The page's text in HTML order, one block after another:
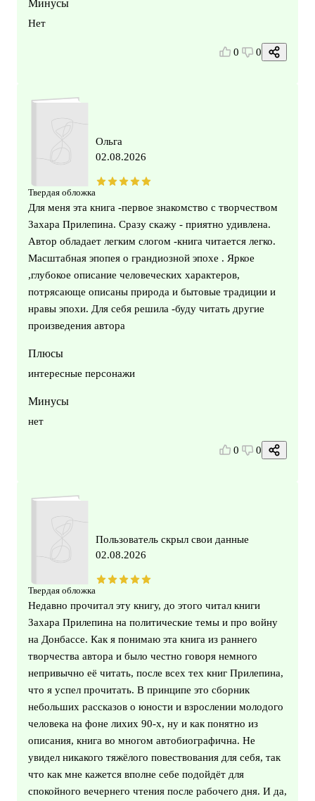
Минусы
Нет
0 0
Твердая обложка
Ольга
02.08.2026
Для меня эта книга -первое знакомство с творчеством
Захара Прилепина. Сразу скажу - приятно удивлена.
Автор обладает легким слогом -книга читается легко.
Масштабная эпопея о грандиозной эпохе . Яркое
,глубокое описание человеческих характеров,
потрясающе описаны природа и бытовые традиции и
нравы эпохи. Для себя решила -буду читать другие
произведения автора
Плюсы
интересные персонажи
Минусы
нет
0 0
Твердая обложка
Пользователь скрыл свои данные
02.08.2026
Недавно прочитал эту книгу, до этого читал книги
Захара Прилепина на политические темы и про войну
на Донбассе. Как я понимаю эта книга из раннего
творчества автора и было честно говоря немного
непривычно её читать, после всех тех книг Прилепина,
что я успел прочитать. В принципе это сборник
небольших рассказов о юности и взрослении молодого
человека на фоне лихих 90-х, ну и как понятно из
описания, книга во многом автобиографична. Не
увидел никакого тяжёлого повествования для себя, так
что как мне кажется вполне себе подойдёт для
спокойного вечернего чтения после рабочего дня. И да,